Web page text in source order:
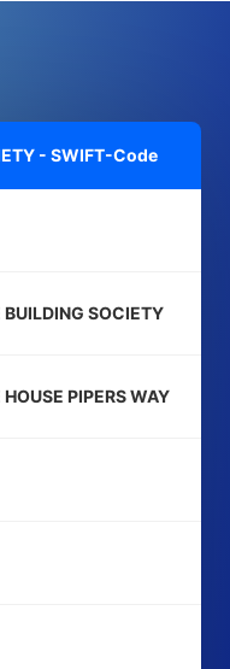
- SWIFT-Code
SOCIETY
PIPERS WAY